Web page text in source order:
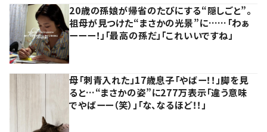
20歳の孫娘が帰省のたびにする“隠しごと”。
祖母が見つけた“まさかの光景”に……「わぁ
ーーー！」「最高の孫だ」「これいいですね」
母「刺青入れた」17歳息子「やばー！！」脚を見
ると…“まさかの姿”に277万表示「違う意味
でやばーー（笑）」「な、なるほど！！」